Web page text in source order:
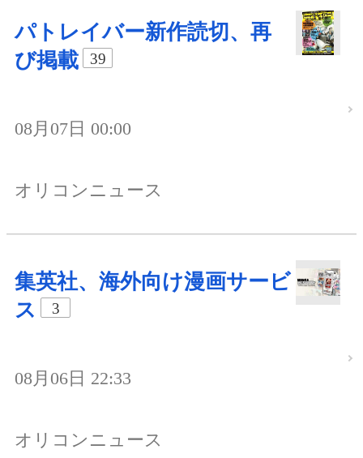
パトレイバー新作読切、再
び掲載
39
08月07日 00:00
オリコンニュース
集英社、海外向け漫画サービ
ス
3
08月06日 22:33
オリコンニュース